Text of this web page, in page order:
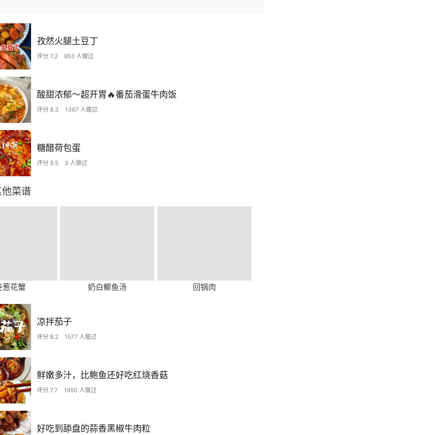
孜然火腿土豆丁
评分 7.2 953 人做过
酸甜浓郁～超开胃🔥番茄滑蛋牛肉饭
评分 8.3 1367 人做过
糖醋荷包蛋
评分 8.5 3 人做过
菜谱
葱花蟹 奶白鲫鱼汤 回锅肉
凉拌茄子
评分 8.2 1577 人做过
鲜嫩多汁，比鲍鱼还好吃红烧香菇
评分 7.7 1950 人做过
好吃到舔盘的蒜香黑椒牛肉粒